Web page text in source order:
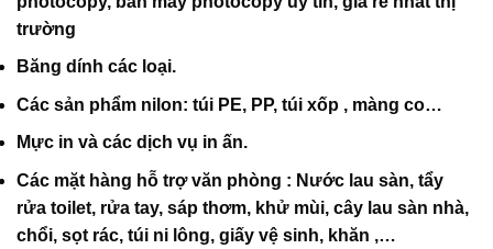
trường
Băng dính các loại.
Các sản phẩm nilon: túi PE, PP, túi xốp , màng co…
Mực in và các dịch vụ in ấn.
Các mặt hàng hỗ trợ văn phòng : Nước lau sàn, tẩy
rửa toilet, rửa tay, sáp thơm, khử mùi, cây lau sàn nhà,
chổi, sọt rác, túi ni lông, giấy vệ sinh, khăn ,…